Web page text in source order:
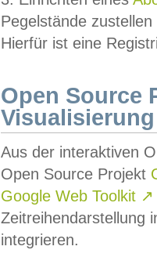
Pegelstände
Hierfür ist eine
Open Source
Visualisierung
Aus der interaktiven
Open Source Projekt
Google Web Toolkit ↗
Zeitreihendarstellung
integrieren.